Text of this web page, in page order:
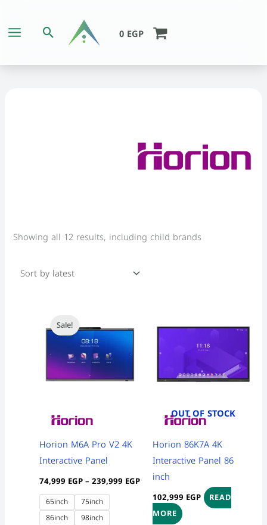
content
Search 0 EGP
Showing all 12 results, including child brands
Sale!
Horion M6A Pro V2 4K
Interactive Panel
74,999 EGP– 239,999 EGP
74,999 EGP
239,999 EGP
65inch
75inch
86inch
98inch
product
has
multiple
variants.
be
the
product
OUT OF STOCK
Horion 86K7A 4K
Interactive Panel 86
inch
102,999 EGP
READ
MORE